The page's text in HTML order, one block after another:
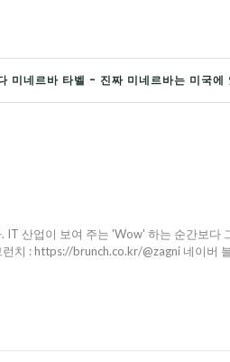
미네르바 타벨 - 진짜 미네르바는 미국에
IT 산업이 보여 주는 'Wow' 하는 순간보다
치 : https://brunch.co.kr/@zagni 네이버